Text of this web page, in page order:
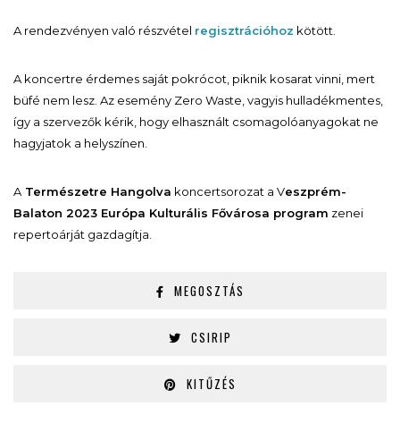
A rendezvényen való részvétel regisztrációhoz kötött.
A koncertre érdemes saját pokrócot, piknik kosarat vinni, mert
büfé nem lesz. Az esemény Zero Waste, vagyis hulladékmentes,
így a szervezők kérik, hogy elhasznált csomagolóanyagokat ne
hagyjatok a helyszínen.
A Természetre Hangolva koncertsorozat a Veszprém-
Balaton 2023 Európa Kulturális Fővárosa program zenei
repertoárját gazdagítja.
MEGOSZTÁS
CSIRIP
KITŰZÉS